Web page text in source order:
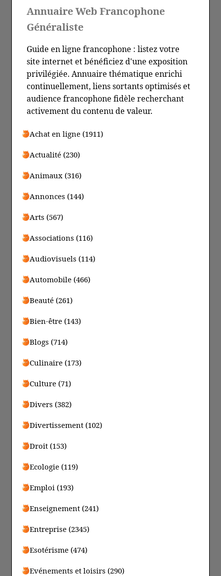
Annuaire Web Francophone
Généraliste
Guide en ligne francophone : listez votre
site internet et bénéficiez d'une exposition
privilégiée. Annuaire thématique enrichi
continuellement, liens sortants optimisés et
audience francophone fidèle recherchant
activement du contenu de valeur.
Achat en ligne (1911)
Actualité (230)
Animaux (316)
Annonces (144)
Arts (567)
Associations (116)
Audiovisuels (114)
Automobile (466)
Beauté (261)
Bien-être (143)
Blogs (714)
Culinaire (173)
Culture (71)
Divers (382)
Divertissement (102)
Droit (153)
Ecologie (119)
Emploi (193)
Enseignement (241)
Entreprise (2345)
Esotérisme (474)
Evénements et loisirs (290)